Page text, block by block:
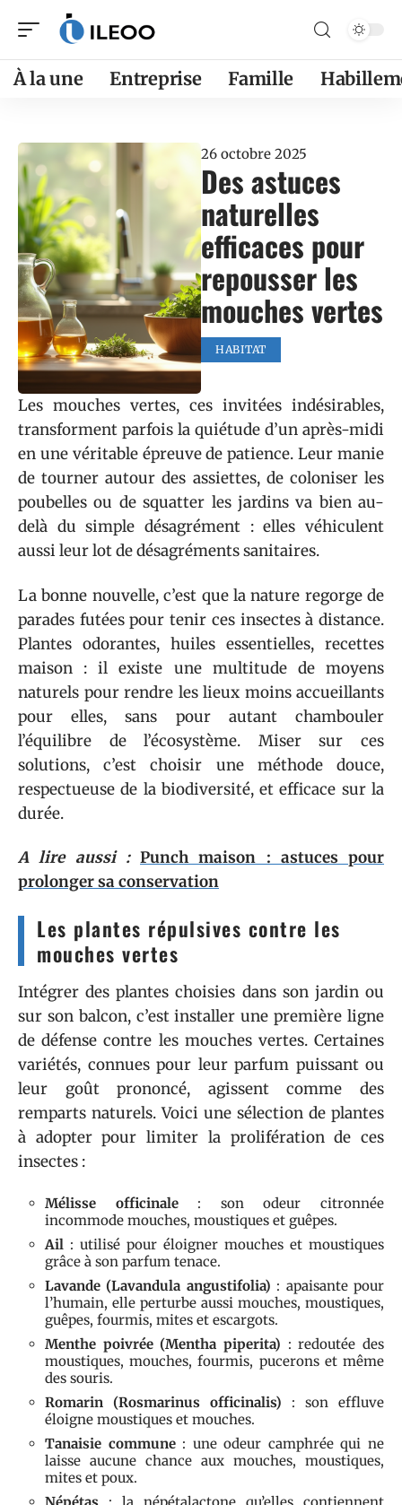
À la une Entreprise Famille
26 octobre 2025
Des astuces
naturelles
efficaces pour
repousser les
mouches vertes
HABITAT
Les mouches vertes, ces invitées indésirables,
transforment parfois la quiétude d’un après-midi
en une véritable épreuve de patience. Leur manie
de tourner autour des assiettes, de coloniser les
poubelles ou de squatter les jardins va bien au-
delà du simple désagrément : elles véhiculent
aussi leur lot de désagréments sanitaires.
La bonne nouvelle, c’est que la nature regorge de
parades futées pour tenir ces insectes à distance.
Plantes odorantes, huiles essentielles, recettes
maison : il existe une multitude de moyens
naturels pour rendre les lieux moins accueillants
pour elles, sans pour autant chambouler
l’équilibre de l’écosystème. Miser sur ces
solutions, c’est choisir une méthode douce,
respectueuse de la biodiversité, et efficace sur la
durée.
A lire aussi : Punch maison : astuces pour
prolonger sa conservation
Les plantes répulsives contre les
mouches vertes
Intégrer des plantes choisies dans son jardin ou
sur son balcon, c’est installer une première ligne
de défense contre les mouches vertes. Certaines
variétés, connues pour leur parfum puissant ou
leur goût prononcé, agissent comme des
remparts naturels. Voici une sélection de plantes
à adopter pour limiter la prolifération de ces
insectes :
Mélisse officinale: son odeur citronnée
incommode mouches, moustiques et guêpes.
Ail : utilisé pour éloigner mouches et moustiques
grâce à son parfum tenace.
Lavande (Lavandula angustifolia) : apaisante pour
l’humain, elle perturbe aussi mouches, moustiques,
guêpes, fourmis, mites et escargots.
Menthe poivrée (Mentha piperita) : redoutée des
moustiques, mouches, fourmis, pucerons et même
des souris.
Romarin (Rosmarinus officinalis) : son effluve
éloigne moustiques et mouches.
Tanaisie commune: une odeur camphrée qui ne
laisse aucune chance aux mouches, moustiques,
mites et poux.
Népétas : la népétalactone qu’elles contiennent